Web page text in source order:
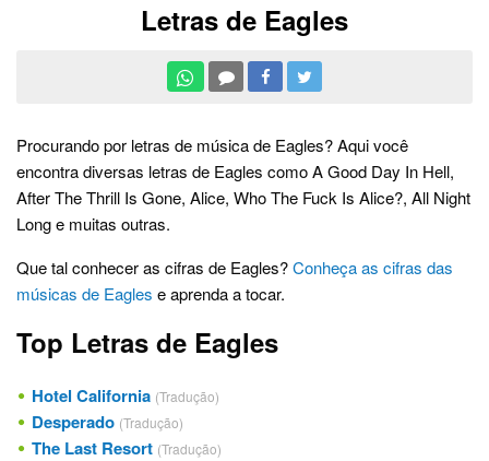
Letras de Eagles
Procurando por letras de música de Eagles? Aqui você
encontra diversas letras de Eagles como A Good Day In Hell,
After The Thrill Is Gone, Alice, Who The Fuck Is Alice?, All Night
Long e muitas outras.
Que tal conhecer as cifras de Eagles?Conheça as cifras das
músicas de Eagles e aprenda a tocar.
Top Letras de Eagles
Hotel California (Tradução)
Desperado (Tradução)
The Last Resort (Tradução)